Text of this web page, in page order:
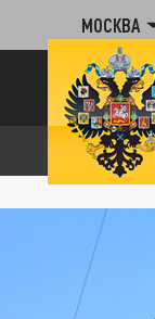
МОСКВА